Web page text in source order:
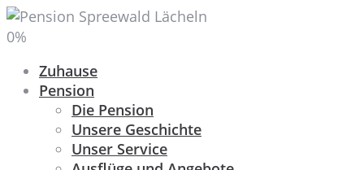
0%
Zuhause
Pension
Die Pension
Unsere Geschichte
Unser Service